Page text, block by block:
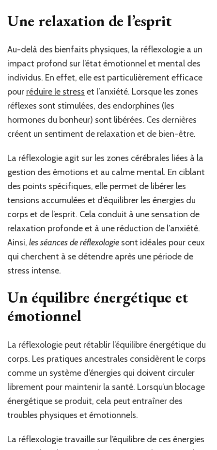
Une relaxation de l’esprit
Au-delà des bienfaits physiques, la réflexologie a un
impact profond sur l’état émotionnel et mental des
individus. En effet, elle est particulièrement efficace
pour réduire le stress et l’anxiété. Lorsque les zones
réflexes sont stimulées, des endorphines (les
hormones du bonheur) sont libérées. Ces dernières
créent un sentiment de relaxation et de bien-être.
La réflexologie agit sur les zones cérébrales liées à la
gestion des émotions et au calme mental. En ciblant
des points spécifiques, elle permet de libérer les
tensions accumulées et d’équilibrer les énergies du
corps et de l’esprit. Cela conduit à une sensation de
relaxation profonde et à une réduction de l’anxiété.
Ainsi, les séances de réflexologie sont idéales pour ceux
qui cherchent à se détendre après une période de
stress intense.
Un équilibre énergétique et
émotionnel
La réflexologie peut rétablir l’équilibre énergétique du
corps. Les pratiques ancestrales considèrent le corps
comme un système d’énergies qui doivent circuler
librement pour maintenir la santé. Lorsqu’un blocage
énergétique se produit, cela peut entraîner des
troubles physiques et émotionnels.
La réflexologie travaille sur l’équilibre de ces énergies